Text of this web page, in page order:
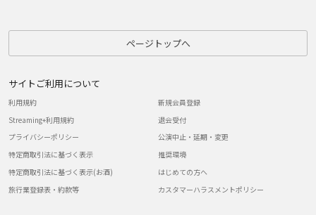
ページトップへ
サイトご利用について
利用規約
Streaming+利用規約
プライバシーポリシー
特定商取引法に基づく表示
特定商取引法に基づく表示(お酒)
旅行業登録表・約款等
新規会員登録
退会受付
公演中止・延期・変更
推奨環境
はじめての方へ
カスタマーハラスメントポリシー